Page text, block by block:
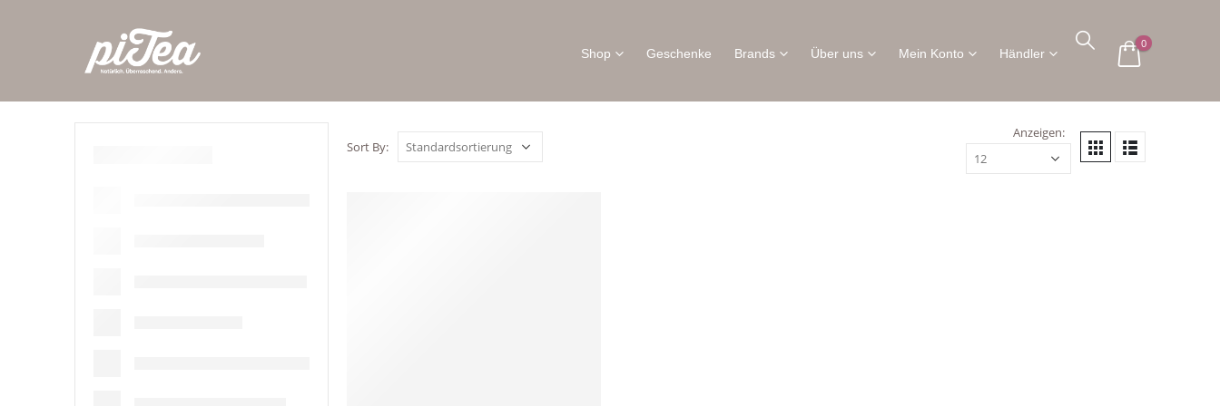
Shop Geschenke Brands Über uns Mein Konto Händler
0
Sort By:
Anzeigen: